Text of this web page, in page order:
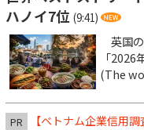
ハノイ7位 (9:41)
英国
「
(The
PR 【ベトナム企業信用